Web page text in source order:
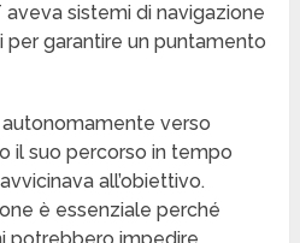
sistemi di navigazione
garantire un puntamento
verso
il suo percorso in tempo
all’obiettivo.
è essenziale perché